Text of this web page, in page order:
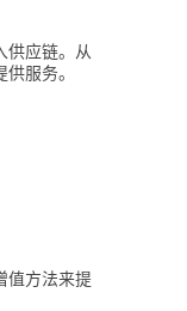
供应链。从
服务。
值方法来提